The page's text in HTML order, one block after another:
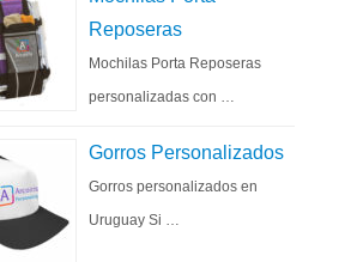
Reposeras
Mochilas Porta Reposeras
personalizadas con …
Gorros Personalizados
Gorros personalizados en
Uruguay Si …